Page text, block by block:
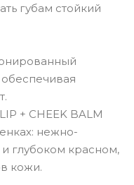
губам стойкий
+ CHEEK BALM
нежно-
глубоком красном,
кожи.